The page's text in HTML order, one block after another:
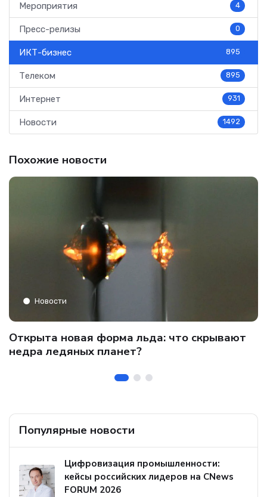
Мероприятия 4
Пресс-релизы 0
ИКТ-бизнес 895
Телеком 895
Интернет 931
Новости 1492
Похожие новости
Новости
Открыта новая форма льда: что скрывают
недра ледяных планет?
Популярные новости
Цифровизация промышленности:
кейсы российских лидеров на CNews
FORUM 2026